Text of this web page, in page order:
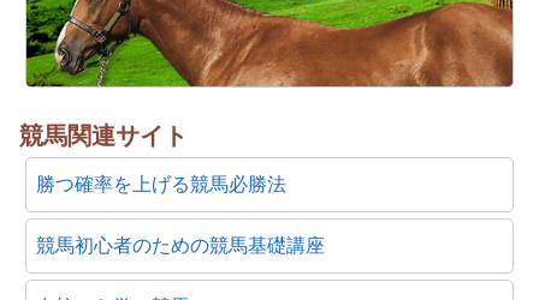
競馬関連サイト
勝つ確率を上げる競馬必勝法
競馬初心者のための競馬基礎講座